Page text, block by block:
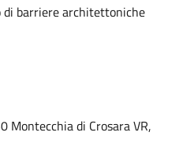
di barriere architettoniche
Montecchia di Crosara VR,